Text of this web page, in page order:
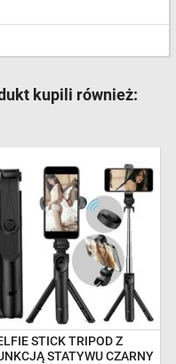
kupili również:
STICK TRIPOD Z
STATYWU CZARNY